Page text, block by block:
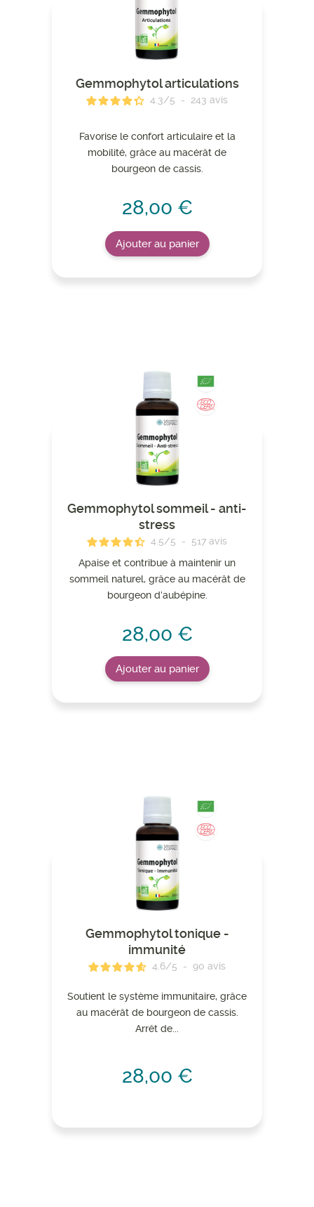
Gemmophytol articulations
4.3/5 - 243 avis
Favorise le confort articulaire et la
mobilité, grâce au macérât de
bourgeon de cassis.
28,00 €
Ajouter au panier
Gemmophytol sommeil - anti-
stress
4.5/5 - 517 avis
Apaise et contribue à maintenir un
sommeil naturel, grâce au macérât de
bourgeon d’aubépine.
28,00 €
Ajouter au panier
Gemmophytol tonique -
immunité
4.6/5 - 90 avis
Soutient le système immunitaire, grâce
au macérât de bourgeon de cassis.
Arrêt de...
28,00 €